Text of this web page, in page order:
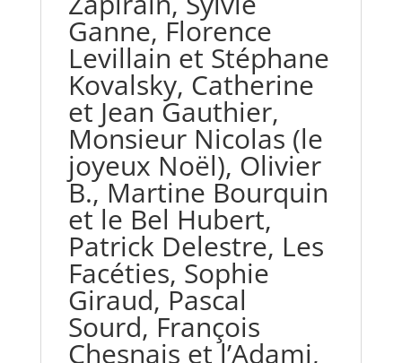
Ganne, Florence
Levillain et Stéphane
Kovalsky, Catherine
et Jean Gauthier,
Monsieur Nicolas (le
joyeux Noël), Olivier
B., Martine Bourquin
et le Bel Hubert,
Patrick Delestre, Les
Facéties, Sophie
Giraud, Pascal
Sourd, François
Chesnais et l’Adami,